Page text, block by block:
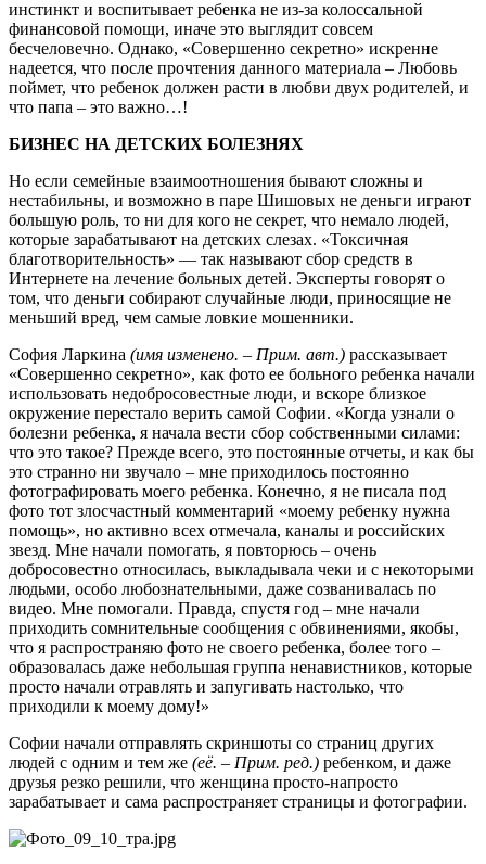
инстинкт и воспитывает ребенка не из-за колоссальной
финансовой помощи, иначе это выглядит совсем
бесчеловечно. Однако, «Совершенно секретно» искренне
надеется, что после прочтения данного материала – Любовь
поймет, что ребенок должен расти в любви двух родителей, и
что папа – это важно…!
БИЗНЕС НА ДЕТСКИХ БОЛЕЗНЯХ
Но если семейные взаимоотношения бывают сложны и
нестабильны, и возможно в паре Шишовых не деньги играют
большую роль, то ни для кого не секрет, что немало людей,
которые зарабатывают на детских слезах. «Токсичная
благотворительность» — так называют сбор средств в
Интернете на лечение больных детей. Эксперты говорят о
том, что деньги собирают случайные люди, приносящие не
меньший вред, чем самые ловкие мошенники.
София Ларкина (имя изменено. – Прим. авт.) рассказывает
«Совершенно секретно», как фото ее больного ребенка начали
использовать недобросовестные люди, и вскоре близкое
окружение перестало верить самой Софии. «Когда узнали о
болезни ребенка, я начала вести сбор собственными силами:
что это такое? Прежде всего, это постоянные отчеты, и как бы
это странно ни звучало – мне приходилось постоянно
фотографировать моего ребенка. Конечно, я не писала под
фото тот злосчастный комментарий «моему ребенку нужна
помощь», но активно всех отмечала, каналы и российских
звезд. Мне начали помогать, я повторюсь – очень
добросовестно относилась, выкладывала чеки и с некоторыми
людьми, особо любознательными, даже созванивалась по
видео. Мне помогали. Правда, спустя год – мне начали
приходить сомнительные сообщения с обвинениями, якобы,
что я распространяю фото не своего ребенка, более того –
образовалась даже небольшая группа ненавистников, которые
просто начали отравлять и запугивать настолько, что
приходили к моему дому!»
Софии начали отправлять скриншоты со страниц других
людей с одним и тем же (её. – Прим. ред.) ребенком, и даже
друзья резко решили, что женщина просто-напросто
зарабатывает и сама распространяет страницы и фотографии.